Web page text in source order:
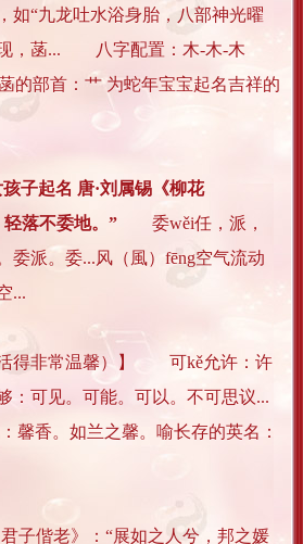
如“九龙吐水浴身胎，八部神光曜
现，菡... 八字配置：木-木-木
的部首：艹 为蛇年宝宝起名吉祥的
子起名 唐·刘属锡《柳花
落不委地。” 委wěi任，派，
委派。委...风（風）fēng空气流动
...
活得非常温馨）】 可kě允许：许
：可见。可能。可以。不可思议...
馨香。如兰之馨。喻长存的英名：
子偕老》：“展如之人兮，邦之媛